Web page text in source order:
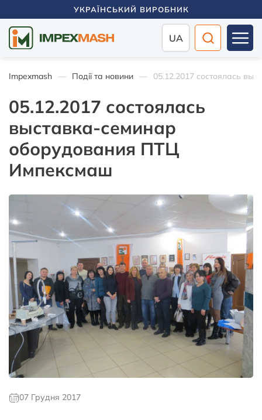
УКРАЇНСЬКИЙ ВИРОБНИК
UA
Impexmash Події та новини 05.12.2017 состоялась
05.12.2017 состоялась
выставка-семинар
оборудования ПТЦ
Импексмаш
07 Грудня 2017